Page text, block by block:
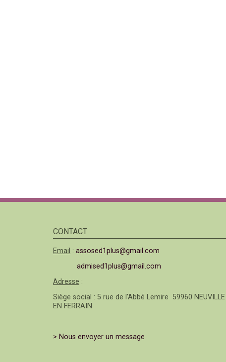
CONTACT
Email : assosed1plus@gmail.com
admised1plus@gmail.com
Adresse :
Siège social : 5 rue de l'Abbé Lemire 59960 NEUVILLE
EN FERRAIN
> Nous envoyer un message